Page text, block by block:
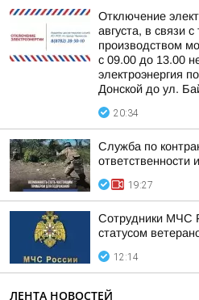
Отключение
августа, в связи
производством
с 09.00 до 13.00
электроэнергия
Донской до ул.
20:34
Служба по
ответственности
19:27
Сотрудники МЧС
статусом
12:14
ЛЕНТА НОВОСТЕЙ